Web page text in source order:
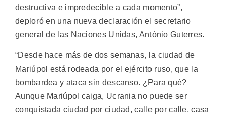
destructiva e impredecible a cada momento”,
deploró en una nueva declaración el secretario
general de las Naciones Unidas, António Guterres.
“Desde hace más de dos semanas, la ciudad de
Mariúpol está rodeada por el ejército ruso, que la
bombardea y ataca sin descanso. ¿Para qué?
Aunque Mariúpol caiga, Ucrania no puede ser
conquistada ciudad por ciudad, calle por calle, casa